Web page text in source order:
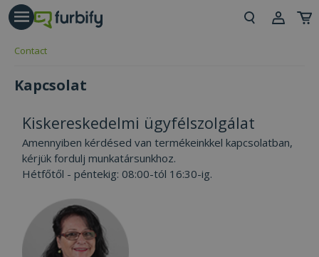
Contact
Kapcsolat
Kiskereskedelmi ügyfélszolgálat
Amennyiben kérdésed van termékeinkkel kapcsolatban,
kérjük fordulj munkatársunkhoz.
Hétfőtől - péntekig: 08:00-tól 16:30-ig.
gomb